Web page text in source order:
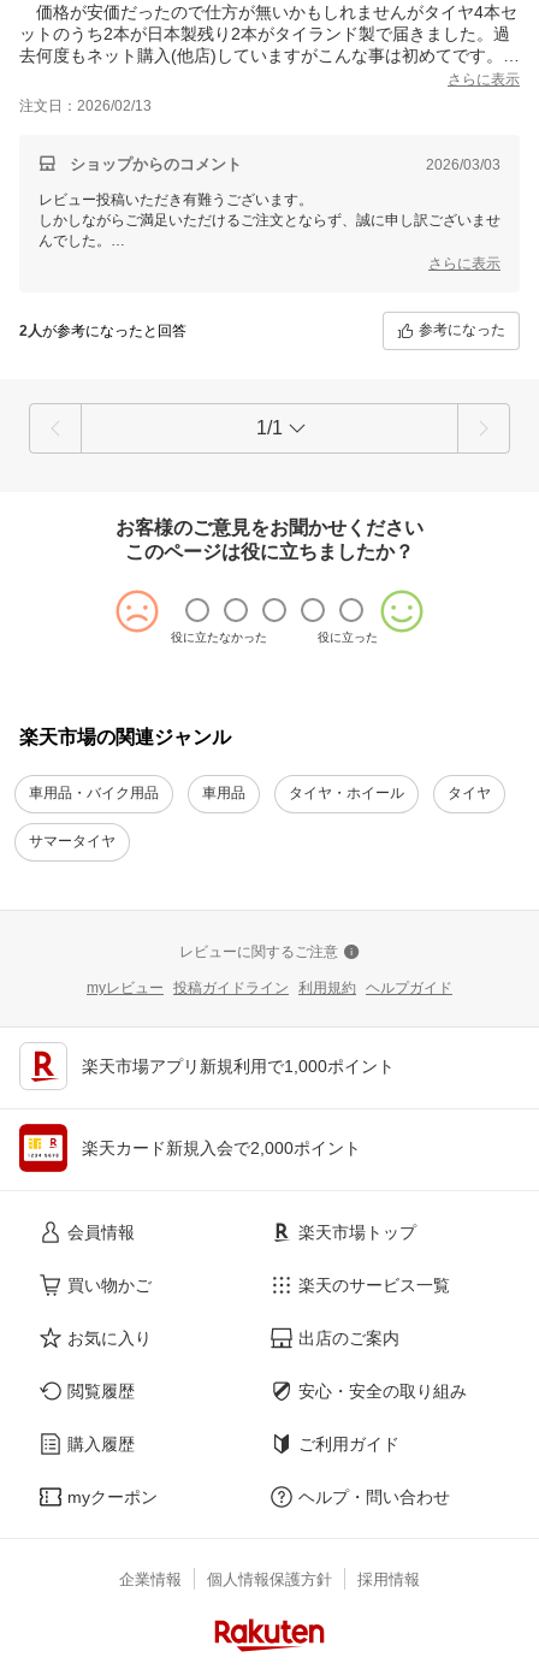
価格が安価だったので仕方が無いかもしれませんがタイヤ4本セ
ットのうち2本が日本製残り2本がタイランド製で届きました。過
去何度もネット購入(他店)していますがこんな事は初めてです。こ
ういう組合せは酷いと思います。今後同じ店舗では購入しませ
ん。
さらに表示
注文日：2026/02/13
ショップからのコメント 2026/03/03
レビュー投稿いただき有難うございます。
しかしながらご満足いただけるご注文とならず、誠に申し訳ございませ
んでした。
出る保管方法で長期保管されていたということではございませんので、
使用上に問題はございません。ご安心ください。
メーカー側では、一定の製造基準を満たした製造工場を国内・海外に設
けて、製造をしている為、製造国・工場による【性能の差は無い】状態
で海外工場を含めて、一定の基準をクリアした状態で製造をし各タイヤ
また、保管方法を適正に行うことで３年以内の未使用タイヤは性能の劣
化がほぼ無いという複数日本国内タイヤメーカーの実験結果を基に３年
以内の製造品はメーカー新品として市場に投入されます。
性能差が出ない為、メーカー出荷基準では、製造国・製造年週を指定さ
れるご注文を受けておりません。
その為、当店からも製造年・製造国を指定しての発注が難しい状況でご
りは、
カーから出回る機会は少なく、お求めいただいたコストパフォーマンス
に優れた価格帯のタイヤでは、少々、ご期待が過剰になっているかと存
じます。
何卒、ご理解を賜れますと幸いでございます。
ります。
この度は当店をご利用いただきありがとうございました。
レビュー投稿いただき有難うございます。
さらに表示
2人が参考になったと回答 参考になった
1/1
お客様のご意見をお聞かせください
このページは役に立ちましたか？
役に立たなかった 役に立った
楽天市場の関連ジャンル
車用品・バイク用品 車用品 タイヤ・ホイール タイヤ
サマータイヤ
レビューに関するご注意
myレビュー 投稿ガイドライン 利用規約 ヘルプガイド
楽天市場アプリ新規利用で1,000ポイント
楽天カード新規入会で2,000ポイント
会員情報
買い物かご
お気に入り
閲覧履歴
購入履歴
myクーポン
楽天市場トップ
楽天のサービス一覧
出店のご案内
安心・安全の取り組み
ご利用ガイド
ヘルプ・問い合わせ
企業情報 個人情報保護方針 採用情報